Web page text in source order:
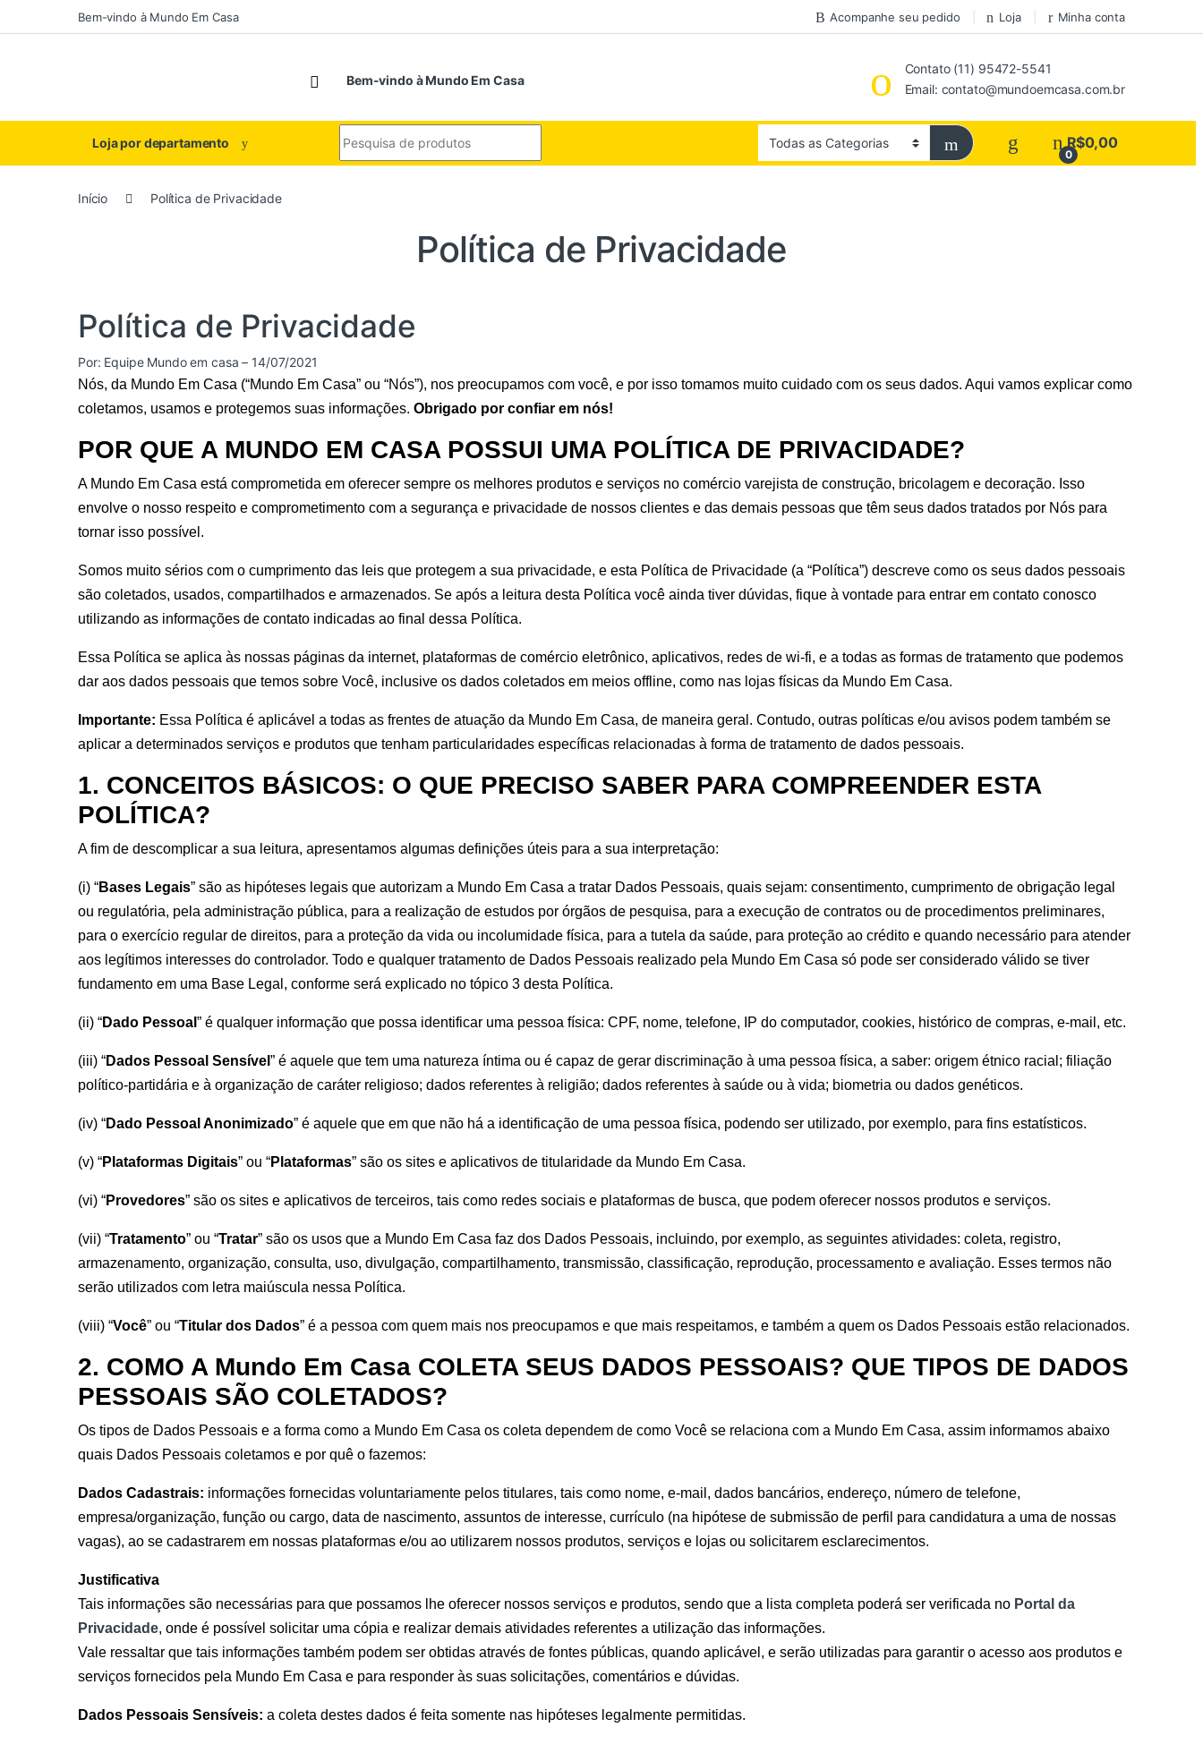
Saltar para navegação
Pular para o conteúdoBem-vindo à Mundo Em Casa Acompanhe seu pedido Loja Minha conta
Bem-vindo à Mundo Em Casa
Contato (11) 95472-5541
Email: contato@mundoemcasa.com.br
Loja por departamento
0
R$0,00
Início Política de Privacidade
Política de Privacidade
Política de Privacidade
Por: Equipe Mundo em casa– 14/07/2021
Nós, da Mundo Em Casa (“Mundo Em Casa” ou “Nós”), nos preocupamos com você, e por isso tomamos muito cuidado com os seus dados. Aqui vamos explicar como
coletamos, usamos e protegemos suas informações. Obrigado por confiar em nós!
POR QUE A MUNDO EM CASA POSSUI UMA POLÍTICA DE PRIVACIDADE?
A Mundo Em Casa está comprometida em oferecer sempre os melhores produtos e serviços no comércio varejista de construção, bricolagem e decoração. Isso
envolve o nosso respeito e comprometimento com a segurança e privacidade de nossos clientes e das demais pessoas que têm seus dados tratados por Nós para
tornar isso possível.
Somos muito sérios com o cumprimento das leis que protegem a sua privacidade, e esta Política de Privacidade (a “Política”) descreve como os seus dados pessoais
são coletados, usados, compartilhados e armazenados. Se após a leitura desta Política você ainda tiver dúvidas, fique à vontade para entrar em contato conosco
utilizando as informações de contato indicadas ao final dessa Política.
Essa Política se aplica às nossas páginas da internet, plataformas de comércio eletrônico, aplicativos, redes de wi-fi, e a todas as formas de tratamento que podemos
dar aos dados pessoais que temos sobre Você, inclusive os dados coletados em meios offline, como nas lojas físicas da Mundo Em Casa.
Importante: Essa Política é aplicável a todas as frentes de atuação da Mundo Em Casa, de maneira geral. Contudo, outras políticas e/ou avisos podem também se
aplicar a determinados serviços e produtos que tenham particularidades específicas relacionadas à forma de tratamento de dados pessoais.
1. CONCEITOS BÁSICOS: O QUE PRECISO SABER PARA COMPREENDER ESTA
POLÍTICA?
A fim de descomplicar a sua leitura, apresentamos algumas definições úteis para a sua interpretação:
(i) “Bases Legais” são as hipóteses legais que autorizam a Mundo Em Casa a tratar Dados Pessoais, quais sejam: consentimento, cumprimento de obrigação legal
ou regulatória, pela administração pública, para a realização de estudos por órgãos de pesquisa, para a execução de contratos ou de procedimentos preliminares,
para o exercício regular de direitos, para a proteção da vida ou incolumidade física, para a tutela da saúde, para proteção ao crédito e quando necessário para atender
aos legítimos interesses do controlador. Todo e qualquer tratamento de Dados Pessoais realizado pela Mundo Em Casa só pode ser considerado válido se tiver
fundamento em uma Base Legal, conforme será explicado no tópico 3 desta Política.
(ii) “Dado Pessoal ” é qualquer informação que possa identificar uma pessoa física: CPF, nome, telefone, IP do computador, cookies, histórico de compras, e-mail, etc.
(iii) “Dados Pessoal Sensível ” é aquele que tem uma natureza íntima ou é capaz de gerar discriminação à uma pessoa física, a saber: origem étnico racial; filiação
político-partidária e à organização de caráter religioso; dados referentes à religião; dados referentes à saúde ou à vida; biometria ou dados genéticos.
(iv) “Dado Pessoal Anonimizado” é aquele que em que não há a identificação de uma pessoa física, podendo ser utilizado, por exemplo, para fins estatísticos.
(v) “Plataformas Digitais” ou “Plataformas” são os sites e aplicativos de titularidade da Mundo Em Casa.
(vi) “Provedores” são os sites e aplicativos de terceiros, tais como redes sociais e plataformas de busca, que podem oferecer nossos produtos e serviços.
(vii) “Tratamento” ou “Tratar” são os usos que a Mundo Em Casa faz dos Dados Pessoais, incluindo, por exemplo, as seguintes atividades: coleta, registro,
armazenamento, organização, consulta, uso, divulgação, compartilhamento, transmissão, classificação, reprodução, processamento e avaliação. Esses termos não
serão utilizados com letra maiúscula nessa Política.
(viii) “Você” ou “Titular dos Dados” é a pessoa com quem mais nos preocupamos e que mais respeitamos, e também a quem os Dados Pessoais estão relacionados.
2. COMO A Mundo Em Casa COLETA SEUS DADOS PESSOAIS? QUE TIPOS DE DADOS
PESSOAIS SÃO COLETADOS?
Os tipos de Dados Pessoais e a forma como a Mundo Em Casa os coleta dependem de como Você se relaciona com a Mundo Em Casa, assim informamos abaixo
quais Dados Pessoais coletamos e por quê o fazemos:
Dados Cadastrais: informações fornecidas voluntariamente pelos titulares, tais como nome, e-mail, dados bancários, endereço, número de telefone,
empresa/organização, função ou cargo, data de nascimento, assuntos de interesse, currículo (na hipótese de submissão de perfil para candidatura a uma de nossas
vagas), ao se cadastrarem em nossas plataformas e/ou ao utilizarem nossos produtos, serviços e lojas ou solicitarem esclarecimentos.
Justificativa
Tais informações são necessárias para que possamos lhe oferecer nossos serviços e produtos, sendo que a lista completa poderá ser verificada no Portal da
Privacidade, onde é possível solicitar uma cópia e realizar demais atividades referentes a utilização das informações.
Vale ressaltar que tais informações também podem ser obtidas através de fontes públicas, quando aplicável, e serão utilizadas para garantir o acesso aos produtos e
serviços fornecidos pela Mundo Em Casa e para responder às suas solicitações, comentários e dúvidas.
Dados Pessoais Sensíveis: a coleta destes dados é feita somente nas hipóteses legalmente permitidas.